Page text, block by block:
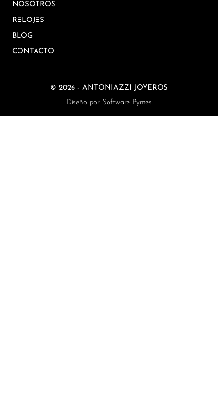
NOSOTROS
RELOJES
BLOG
CONTACTO
© 2026 - ANTONIAZZI JOYEROS
Diseño por Software Pymes